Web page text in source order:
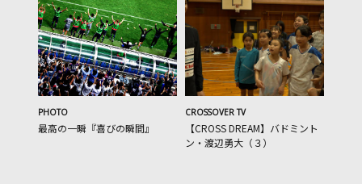
PHOTO
最高の一瞬『喜びの瞬間』
CROSSOVER TV
【CROSS DREAM】バドミント
ン・渡辺勇大（３）